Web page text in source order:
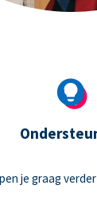
je graag